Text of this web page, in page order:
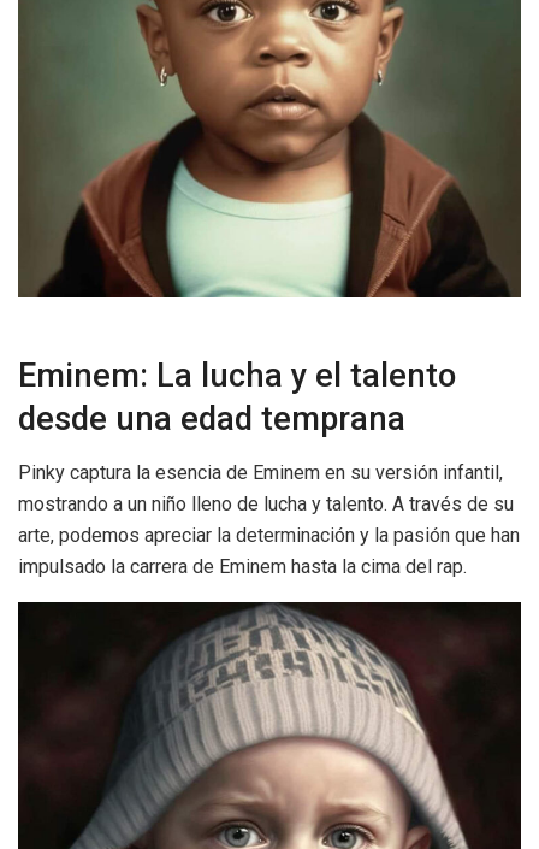
Eminem: La lucha y el talento
desde una edad temprana
Pinky captura la esencia de Eminem en su versión infantil,
mostrando a un niño lleno de lucha y talento. A través de su
arte, podemos apreciar la determinación y la pasión que han
impulsado la carrera de Eminem hasta la cima del rap.